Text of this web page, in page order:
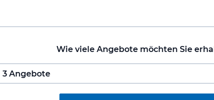
Wie viele Angebote möchten Sie